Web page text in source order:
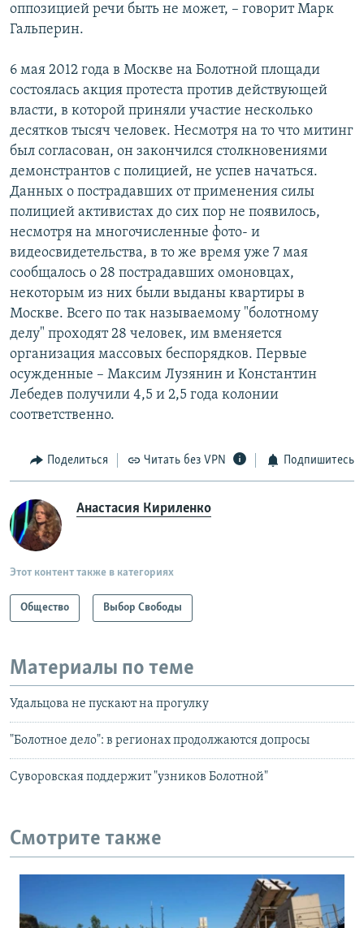
оппозицией речи быть не может, – говорит Марк
Гальперин.
6 мая 2012 года в Москве на Болотной площади
состоялась акция протеста против действующей
власти, в которой приняли участие несколько
десятков тысяч человек. Несмотря на то что митинг
был согласован, он закончился столкновениями
демонстрантов с полицией, не успев начаться.
Данных о пострадавших от применения силы
полицией активистах до сих пор не появилось,
несмотря на многочисленные фото- и
видеосвидетельства, в то же время уже 7 мая
сообщалось о 28 пострадавших омоновцах,
некоторым из них были выданы квартиры в
Москве. Всего по так называемому "болотному
делу" проходят 28 человек, им вменяется
организация массовых беспорядков. Первые
осужденные – Максим Лузянин и Константин
Лебедев получили 4,5 и 2,5 года колонии
соответственно.
Поделиться Читать без VPN Подпишитесь
Анастасия Кириленко
Этот контент также в категориях
Общество Выбор Свободы
Материалы по теме
Удальцова не пускают на прогулку
"Болотное дело": в регионах продолжаются допросы
Суворовская поддержит "узников Болотной"
Смотрите также